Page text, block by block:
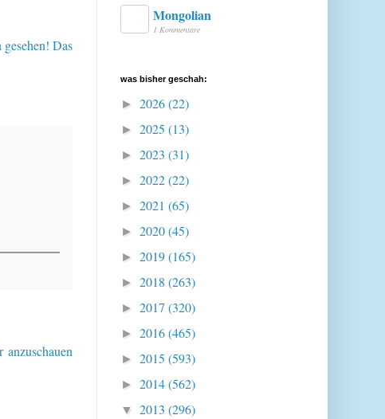
Das
Mongolian
1 Kommentare
was bisher geschah:
► 2026(22)
► 2025 (13)
► 2023 (31)
► 2022(22)
► 2021 (65)
► 2020(45)
► 2019(165)
► 2018 (263)
► 2017 (320)
► 2016(465)
► 2015 (593)
► 2014(562)
▼ 2013 (296)